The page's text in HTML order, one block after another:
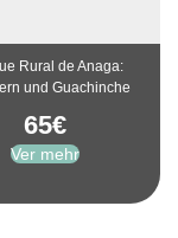
Rural de Anaga:
und Guachinche
65€
Ver mehr